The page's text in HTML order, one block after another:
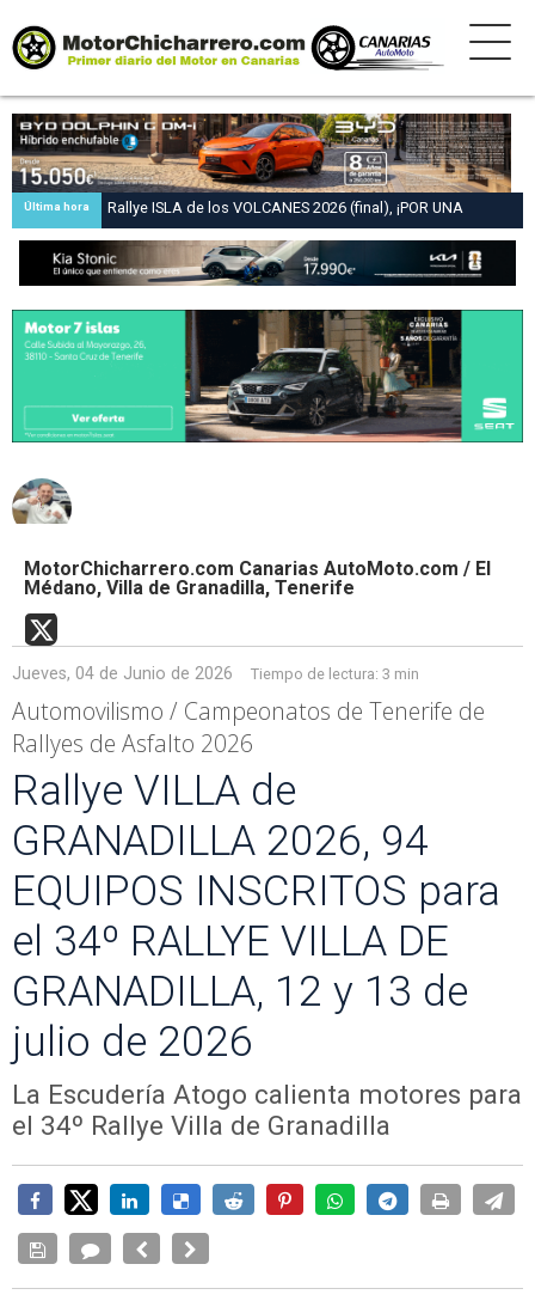
Última hora
Rallye ISLA de los VOLCANES 2026 (final), ¡POR UNA
DÉCIMA! Diego Ruiloba culmina su remontada en el ‘Isla de
Los Volcanes’ con una victoria… ¡por una décima de
MotorChicharrero.com Canarias AutoMoto.com / El
Médano, Villa de Granadilla, Tenerife
Jueves, 04 de Junio de 2026 Tiempo de lectura: 3 min
Automovilismo / Campeonatos de Tenerife de
Rallyes de Asfalto 2026
Rallye VILLA de
GRANADILLA 2026, 94
EQUIPOS INSCRITOS para
el 34º RALLYE VILLA DE
GRANADILLA, 12 y 13 de
julio de 2026
La Escudería Atogo calienta motores para
el 34º Rallye Villa de Granadilla